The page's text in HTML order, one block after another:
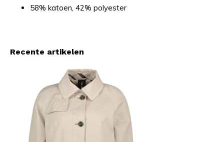
58% katoen, 42% polyester
Recente artikelen